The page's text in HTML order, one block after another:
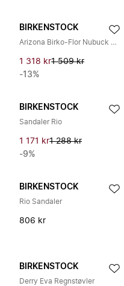
BIRKENSTOCK
Arizona Birko-Flor Nubuck Mokka
1 318 kr1 509 kr
-13%
BIRKENSTOCK
Sandaler Rio
1 171 kr1 288 kr
-9%
BIRKENSTOCK
Rio Sandaler
806 kr
BIRKENSTOCK
Derry Eva Regnstøvler